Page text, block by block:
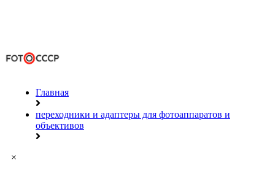
Главная
переходники и адаптеры для фотоаппаратов и
объективов
×